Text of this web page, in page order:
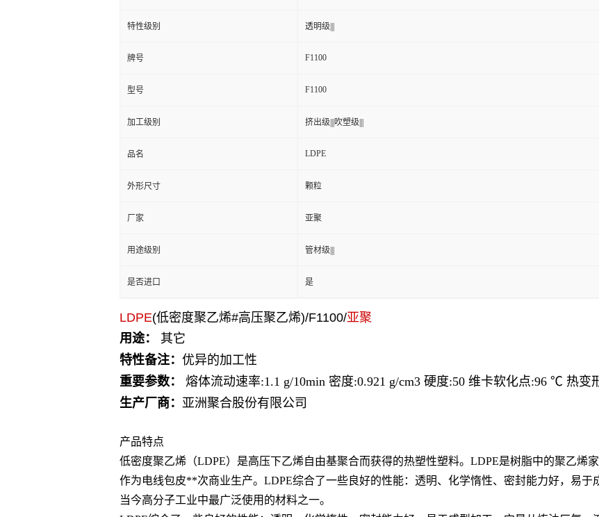
特性级别 透明级|||
牌号 F1100
型号 F1100
加工级别 挤出级|||吹塑级|||
品名 LDPE
外形尺寸 颗粒
厂家 亚聚
用途级别 管材级|||
是否进口 是
LDPE(低密度聚乙烯#高压聚乙烯)/F1100/亚聚
用途：
其它
特性备注： 优异的加工性
重要参数：
熔体流动速率:1.1 g/10min 密度:0.921 g/cm3 硬度:50 维卡软化点:96 ℃ 热
生产厂商： 亚洲聚合股份有限公司
产品特点
低密度聚乙烯（LDPE）是高压下乙烯自由基聚合而获得的热塑性塑料。LDPE是树脂中的聚乙烯
作为电线包皮**次商业生产。LDPE综合了一些良好的性能：透明、化学惰性、密封能力好，易于
当今高分子工业中最广泛使用的材料之一。